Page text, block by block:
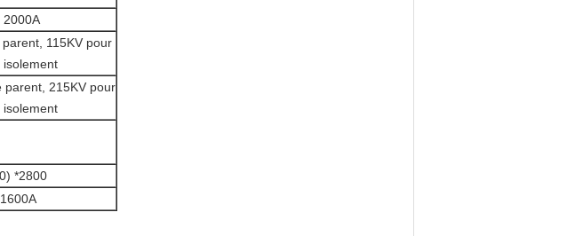
2000A
115KV pour
isolement
parent, 215KV pour
isolement
*2800